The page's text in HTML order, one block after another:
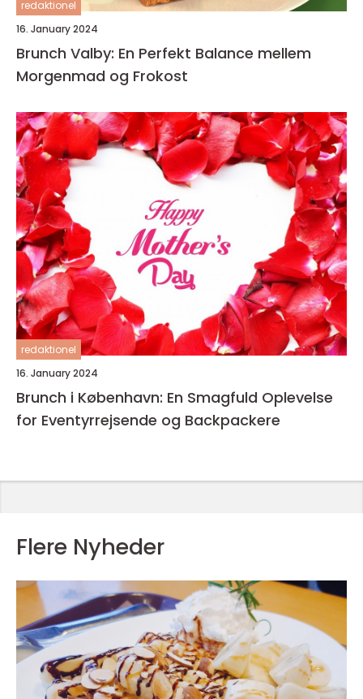
redaktionel
16. January 2024
Brunch Valby: En Perfekt Balance mellem
Morgenmad og Frokost
redaktionel
16. January 2024
Brunch i København: En Smagfuld Oplevelse
for Eventyrrejsende og Backpackere
Flere Nyheder